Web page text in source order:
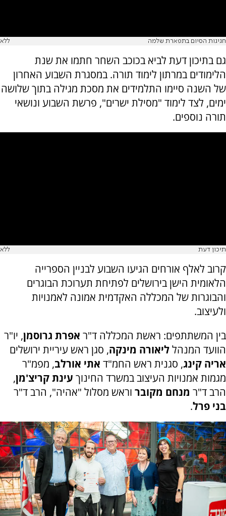
חגיגות הסיום בתפארת שלמה ללא
גם בתיכון דעת לביא בכוכב השחר חתמו את שנת
הלימודים במרתון לימוד תורה. במסגרת השבוע האחרון
של השנה סיימו התלמידים את מסכת מגילה בתוך שלושה
ימים, לצד לימוד "מסילת ישרים", פרשת השבוע ונושאי
תורה נוספים.
תיכון דעת ללא
קרוב לאלף אורחים הגיעו השבוע לבניין הספרייה
הלאומית הישן בירושלים לפתיחת תערוכת הבוגרים
והבוגרות של המכללה האקדמית אמונה לאמנויות
ולעיצוב.
בין המשתתפים: ראשת המכללה ד"ר אפרת גרוסמן, יו"ר
הוועד המנהלליאורה מינקה, סגן ראש עיריית ירושלים
אריה קינג, סגנית ראש החמ"ד אתי אורלב, מפמ"ר
מגמות אמנויות העיצוב במשרד החינוך עינת קריצ'מן,
הרב ד"ר מנחם מקובר וראש מסלול "אהיה", הרב ד"ר
בני פרל.